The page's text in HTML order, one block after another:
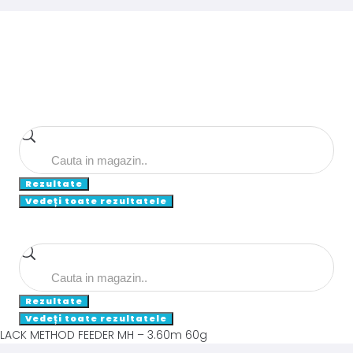
Search
...
Rezultate
Vedeți toate rezultatele
Search
...
Rezultate
Vedeți toate rezultatele
METHOD FEEDER MH – 3.60m 60g